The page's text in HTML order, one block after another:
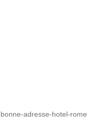
bonne-adresse-hotel-rome